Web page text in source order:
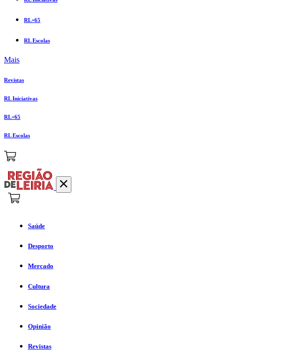
RL+65
RL Escolas
Mais
Revistas
RL Iniciativas
RL+65
RL Escolas
Saúde
Desporto
Mercado
Cultura
Sociedade
Opinião
Revistas